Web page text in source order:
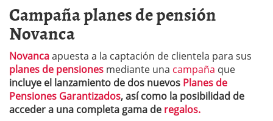
Campaña planes de pensión
Novanca
Novancaapuesta a la captación de clientela para sus
planes de pensiones mediante una campaña que
incluye el lanzamiento de dos nuevos Planes de
Pensiones Garantizados, así como la posibilidad de
acceder a una completa gama de regalos.